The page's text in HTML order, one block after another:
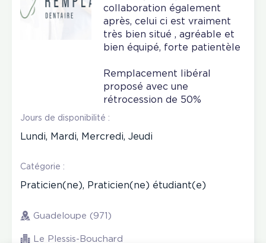
collaboration également
après, celui ci est vraiment
très bien situé , agréable et
bien équipé, forte patientèle
Remplacement libéral
proposé avec une
rétrocession de 50%
Jours de disponibilité :
Lundi, Mardi, Mercredi, Jeudi
Catégorie :
Praticien(ne), Praticien(ne) étudiant(e)
Guadeloupe (971)
Le Plessis-Bouchard